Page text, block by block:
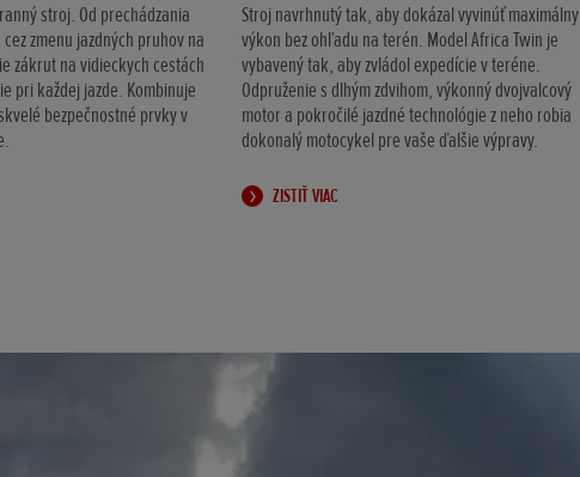
stroj. Od prechádzania
zmenu jazdných pruhov na
zákrut na vidieckych cestách
pri každej jazde. Kombinuje
bezpečnostné prvky v
Stroj navrhnutý tak, aby dokázal vyvinúť maximálny
výkon bez ohľadu na terén. Model Africa Twin je
vybavený tak, aby zvládol expedície v teréne.
Odpruženie s dlhým zdvihom, výkonný dvojvalcový
motor a pokročilé jazdné technológie z neho robia
dokonalý motocykel pre vaše ďalšie výpravy.
ZISTIŤ VIAC